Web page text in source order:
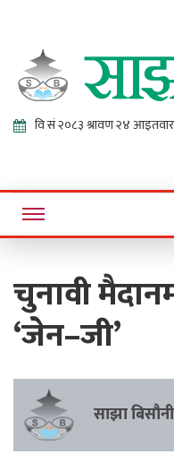
Online News Portal
चुनावी
‘जेन–जी’
साझा बिसौनी